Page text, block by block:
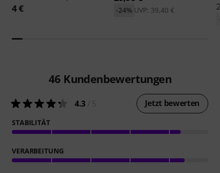
4 € UVP: 39,40 €
-24%
46 Kundenbewertungen
4.3 Jetzt bewerten
STABILITÄT
VERARBEITUNG